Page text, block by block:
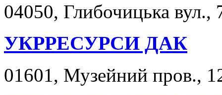
04050, Глибочицька вул.,
УКРРЕСУРСИ ДАК
01601, Музейний пров.,